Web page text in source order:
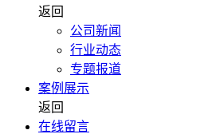
返回
公司新闻
行业动态
专题报道
案例展示
返回
在线留言